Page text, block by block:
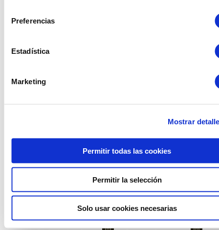
Preferencias
Estadística
Marketing
Mostrar
Permitir todas las cookies
Permitir la selección
Solo usar cookies necesarias